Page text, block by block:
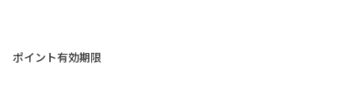
ポイント有効期限